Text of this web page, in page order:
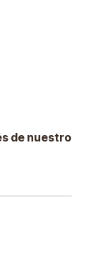
de nuestro